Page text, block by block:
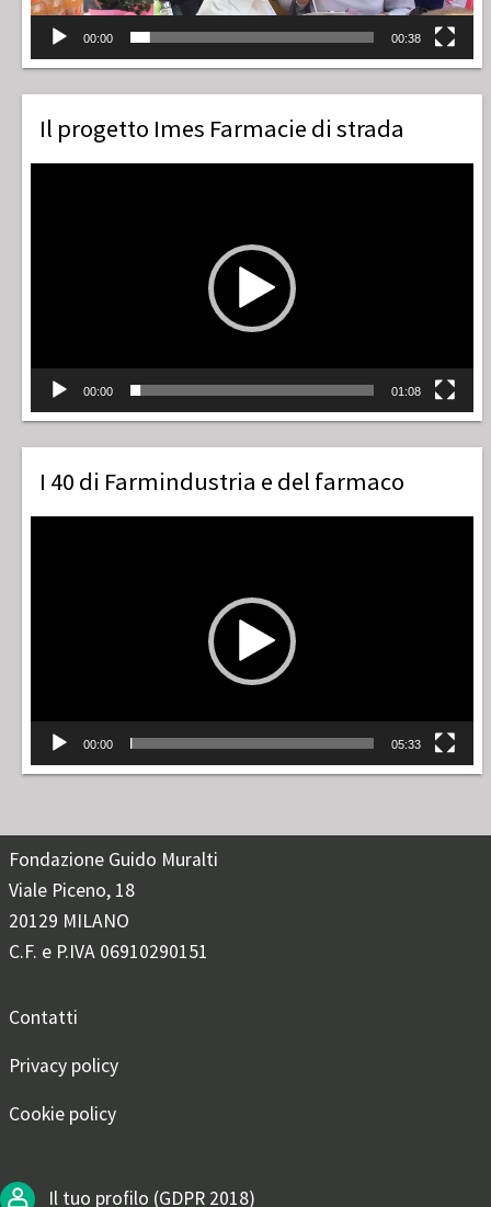
00:00 00:38
Il progetto Imes Farmacie di strada
00:00 01:08
I 40 di Farmindustria e del farmaco
00:00 05:33
Fondazione Guido Muralti
Viale Piceno, 18
20129 MILANO
C.F. e P.IVA 06910290151
Contatti
Privacy policy
Cookie policy
Il tuo profilo (GDPR 2018)